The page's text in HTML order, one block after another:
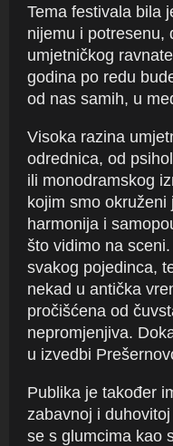
Tema festivala bila
nijemu i potresenu,
umjetničkog
godina po redu
od nas samih, u
Visoka razina
odrednica, od
ili monodramskog
kojim smo
harmonija i
što vidimo na
svakog pojedinca,
nekad u antička
pročišćena od
nepromjenjiva.
u izvedbi
Publika je također
zabavnoj i
se s glumcima kao